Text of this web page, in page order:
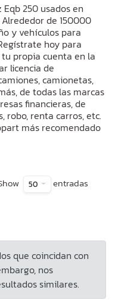
250 usados en
de 150000
y vehículos para
hoy para
propia cuenta en la
licencia de
camionetas,
de todas las marcas
financieras, de
robo, renta carros, etc.
más recomendado
50 entradas
que coincidan con
nos
similares.